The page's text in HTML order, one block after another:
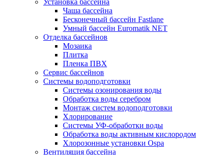
Установка бассейна
Чаша бассейна
Бесконечный бассейн Fastlane
Умный бассейн Euromatik NET
Отделка бассейнов
Мозаика
Плитка
Пленка ПВХ
Сервис бассейнов
Системы водоподготовки
Системы озонирования воды
Обработка воды серебром
Монтаж систем водоподготовки
Хлорирование
Системы УФ-обработки воды
Обработка воды активным кислородом
Хлорозонные установки Ospa
Вентиляция бассейна